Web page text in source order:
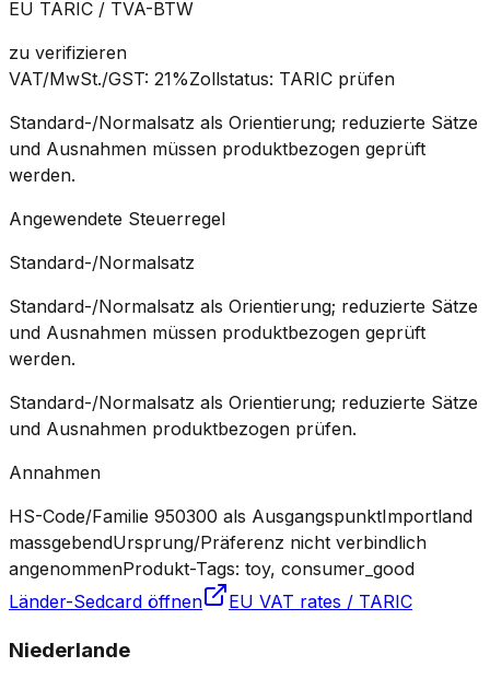
EU TARIC / TVA-BTW
zu verifizieren
VAT/MwSt./GST: 21%Zollstatus: TARIC prüfen
Standard-/Normalsatz als Orientierung; reduzierte Sätze
und Ausnahmen müssen produktbezogen geprüft
werden.
Angewendete Steuerregel
Standard-/Normalsatz
Standard-/Normalsatz als Orientierung; reduzierte Sätze
und Ausnahmen müssen produktbezogen geprüft
werden.
Standard-/Normalsatz als Orientierung; reduzierte Sätze
und Ausnahmen produktbezogen prüfen.
Annahmen
HS-Code/Familie 950300 als AusgangspunktImportland
massgebendUrsprung/Präferenz nicht verbindlich
angenommenProdukt-Tags: toy, consumer_good
Länder-Sedcard öffnen
EU VAT rates / TARIC
Niederlande